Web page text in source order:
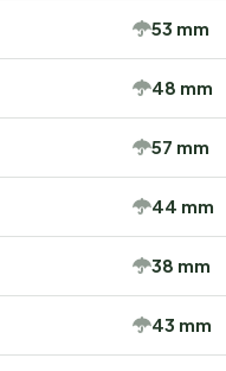
53 mm
48 mm
57 mm
44 mm
38 mm
43 mm